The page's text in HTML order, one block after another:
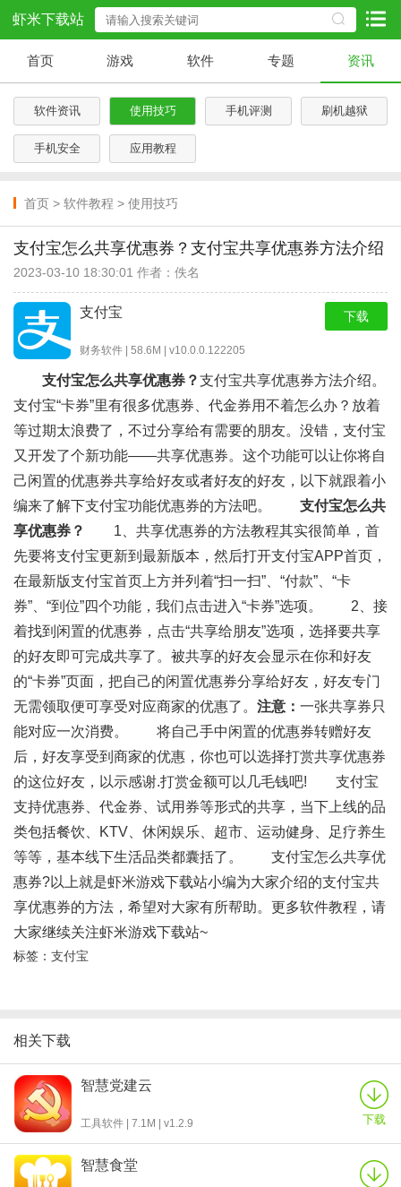
虾米下载站
首页 游戏 软件 专题 资讯
软件资讯 使用技巧 手机评测 刷机越狱
手机安全 应用教程
首页 > 软件教程 > 使用技巧
支付宝怎么共享优惠券？支付宝共享优惠券方法介绍
2023-03-10 18:30:01 作者：佚名
支付宝
财务软件 | 58.6M | v10.0.0.122205
下载
支付宝怎么共享优惠券？支付宝共享优惠券方法介绍。
支付宝“卡券”里有很多优惠券、代金券用不着怎么办？放着
等过期太浪费了，不过分享给有需要的朋友。没错，支付宝
又开发了个新功能——共享优惠券。这个功能可以让你将自
己闲置的优惠券共享给好友或者好友的好友，以下就跟着小
编来了解下支付宝功能优惠券的方法吧。
支付宝怎么共
享优惠券？
1、共享优惠券的方法教程其实很简单，首
先要将支付宝更新到最新版本，然后打开支付宝APP首页，
在最新版支付宝首页上方并列着“扫一扫”、“付款”、“卡
券”、“到位”四个功能，我们点击进入“卡券”选项。 2、接
着找到闲置的优惠券，点击“共享给朋友”选项，选择要共享
的好友即可完成共享了。被共享的好友会显示在你和好友
的“卡券”页面，把自己的闲置优惠券分享给好友，好友专门
无需领取便可享受对应商家的优惠了。 注意： 一张共享券只
能对应一次消费。 将自己手中闲置的优惠券转赠好友
后，好友享受到商家的优惠，你也可以选择打赏共享优惠券
的这位好友，以示感谢.打赏金额可以几毛钱吧! 支付宝
支持优惠券、代金券、试用券等形式的共享，当下上线的品
类包括餐饮、KTV、休闲娱乐、超市、运动健身、足疗养生
等等，基本线下生活品类都囊括了。 支付宝怎么共享优
惠券?以上就是虾米游戏下载站小编为大家介绍的支付宝共
享优惠券的方法，希望对大家有所帮助。更多软件教程，请
大家继续关注虾米游戏下载站~
标签： 支付宝
相关下载
智慧党建云
工具软件 | 7.1M | v1.2.9 下载
智慧食堂